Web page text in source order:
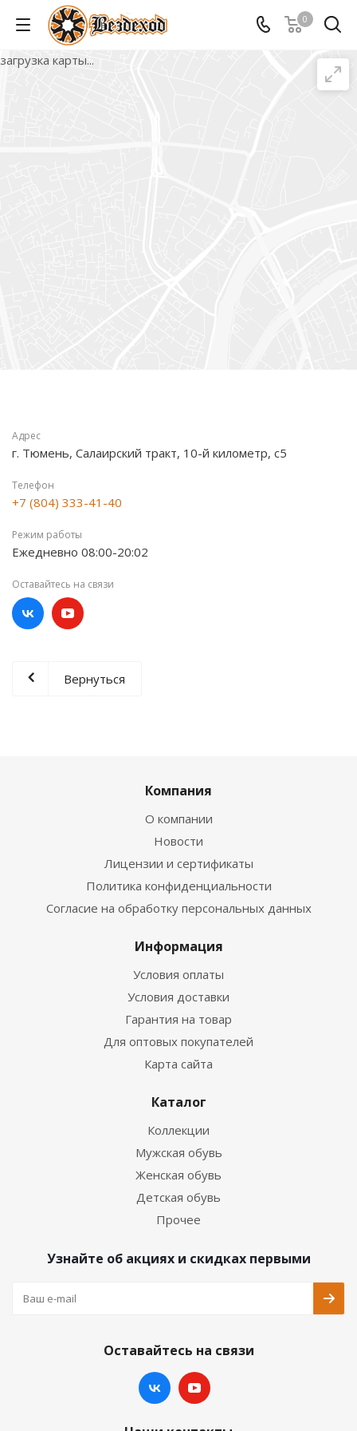
0
загрузка карты...
Адрес
г. Тюмень, Салаирский тракт, 10-й километр, с5
Телефон
+7 (804) 333-41-40
Режим работы
Ежедневно 08:00-20:02
Оставайтесь на связи
Вернуться
Компания
О компании
Новости
Лицензии и сертификаты
Политика конфиденциальности
Согласие на обработку персональных данных
Информация
Условия оплаты
Условия доставки
Гарантия на товар
Для оптовых покупателей
Карта сайта
Каталог
Коллекции
Мужская обувь
Женская обувь
Детская обувь
Прочее
Узнайте об акциях и скидках первыми
Оставайтесь на связи